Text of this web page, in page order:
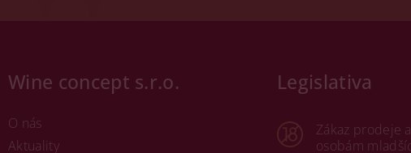
Wine concept s.r.o.
O nás
Aktuality
Legislativa
Zákaz prodeje
osobám